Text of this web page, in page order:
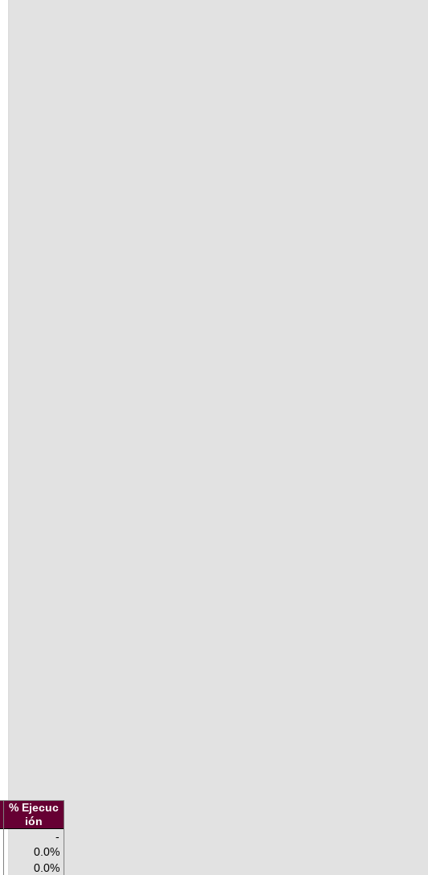
% Ejecuc
ión
-
0.0%
0.0%